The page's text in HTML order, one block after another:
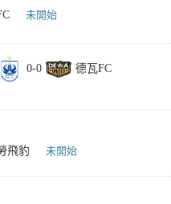
未開始
0-0
德瓦FC
飛豹 未開始